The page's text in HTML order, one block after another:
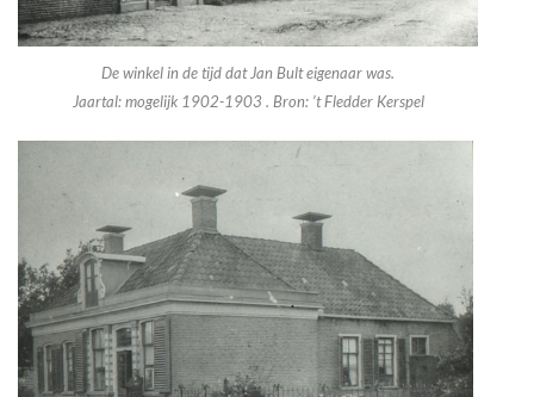
De winkel in de tijd dat Jan Bult eigenaar was.
Jaartal: mogelijk 1902-1903 . Bron: ’t Fledder Kerspel